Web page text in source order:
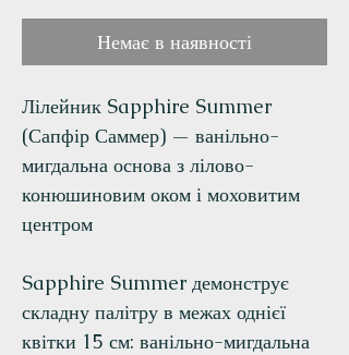
Немає в наявності
Лілейник Sapphire Summer
(Сапфір Саммер) — ванільно-
мигдальна основа з лілово-
конюшиновим оком і моховитим
центром
Sapphire Summer демонструє
складну палітру в межах однієї
квітки 15 см: ванільно-мигдальна